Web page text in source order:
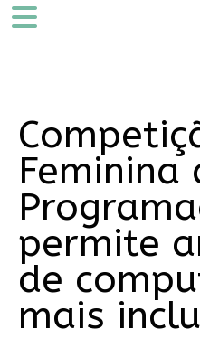
Feminina
permite
de
mais